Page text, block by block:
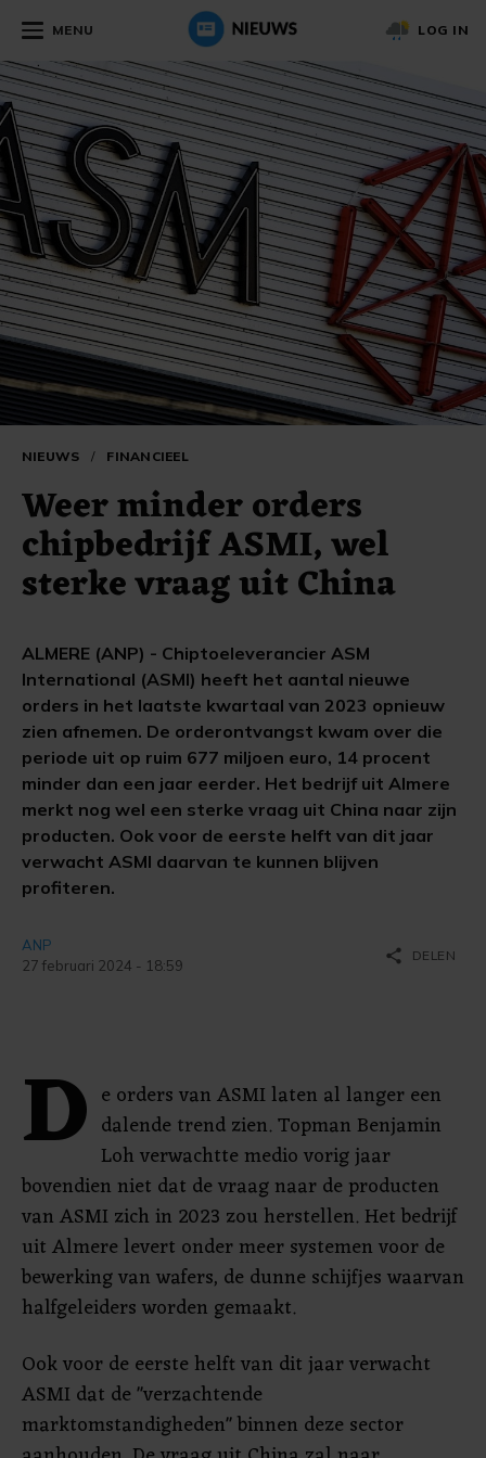
MENU LOG IN
NIEUWS / FINANCIEEL
Weer minder orders
chipbedrijf ASMI, wel
sterke vraag uit China
ALMERE (ANP) - Chiptoeleverancier ASM
International (ASMI) heeft het aantal nieuwe
orders in het laatste kwartaal van 2023 opnieuw
zien afnemen. De orderontvangst kwam over die
periode uit op ruim 677 miljoen euro, 14 procent
minder dan een jaar eerder. Het bedrijf uit Almere
merkt nog wel een sterke vraag uit China naar zijn
producten. Ook voor de eerste helft van dit jaar
verwacht ASMI daarvan te kunnen blijven
profiteren.
ANP
27 februari 2024 - 18:59
share DELEN
D e orders van ASMI laten al langer een
dalende trend zien. Topman Benjamin
Loh verwachtte medio vorig jaar
bovendien niet dat de vraag naar de producten
van ASMI zich in 2023 zou herstellen. Het bedrijf
uit Almere levert onder meer systemen voor de
bewerking van wafers, de dunne schijfjes waarvan
halfgeleiders worden gemaakt.
Ook voor de eerste helft van dit jaar verwacht
ASMI dat de "verzachtende
marktomstandigheden" binnen deze sector